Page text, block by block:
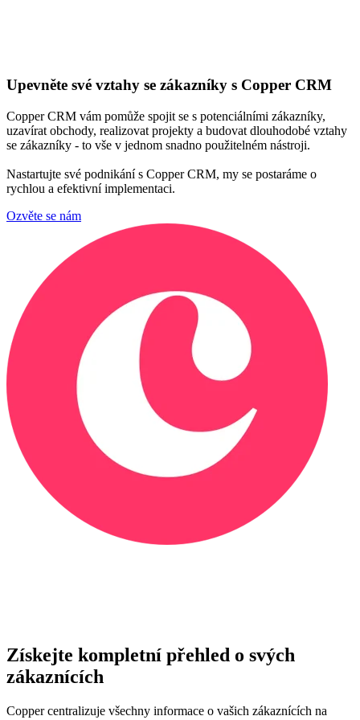
Upevněte své vztahy se zákazníky s Copper CRM
Copper CRM vám pomůže spojit se s potenciálními zákazníky,
uzavírat obchody, realizovat projekty a budovat dlouhodobé vztahy
se zákazníky - to vše v jednom snadno použitelném nástroji.
Nastartujte své podnikání s Copper CRM, my se postaráme o
rychlou a efektivní implementaci.
Ozvěte se nám
Získejte kompletní přehled o svých
zákaznících
Copper centralizuje všechny informace o vašich zákaznících na